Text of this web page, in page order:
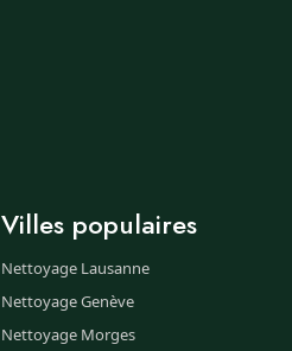
Villes populaires
Nettoyage Lausanne
Nettoyage Genève
Nettoyage Morges